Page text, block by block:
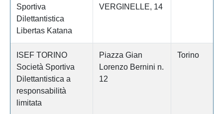
Sportiva
Dilettantistica
Libertas Katana
VERGINELLE, 14
ISEF TORINO
Società Sportiva
Dilettantistica a
responsabilità
limitata
Piazza Gian
Lorenzo Bernini n.
12
Torino